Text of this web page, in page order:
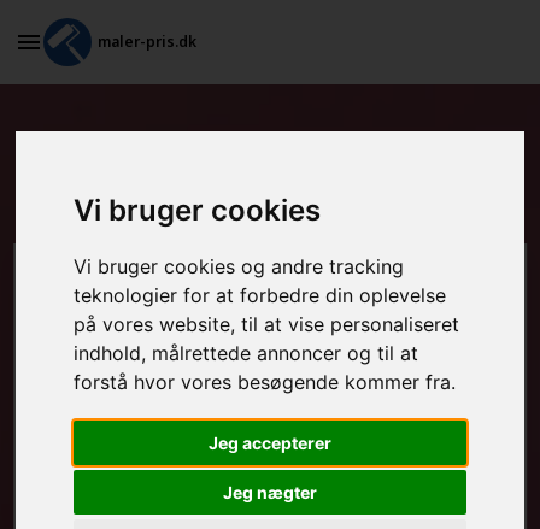
Vi bruger cookies
Vi bruger cookies og andre tracking
teknologier for at forbedre din oplevelse
på vores website, til at vise personaliseret
indhold, målrettede annoncer og til at
forstå hvor vores besøgende kommer fra.
Jeg accepterer
Jeg nægter
maler-pris.dk
vægge i Augustenborg
Beregn prisen her
MALEROPGAVER - INDVENDIGT:
MALEROPGAVER - UDVENDIGT: